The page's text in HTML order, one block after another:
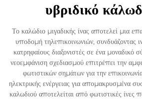
υβριδικό
Το καλώδιο μιγαδικής ίνας αποτελεί μια
υποδομή τηλεπικοινωνιών, συνδυάζοντας
κατρηφαίους διαξονιστές σε ένα μοναδικό
νεοεμφάνιση σχεδιασμού επιτρέπει την
φωτιστικών σημάτων για την
ηλεκτρικής ενέργειας για απομακρυσμένα
καλωδιού αποτελείται από φωτιστικές ίνες